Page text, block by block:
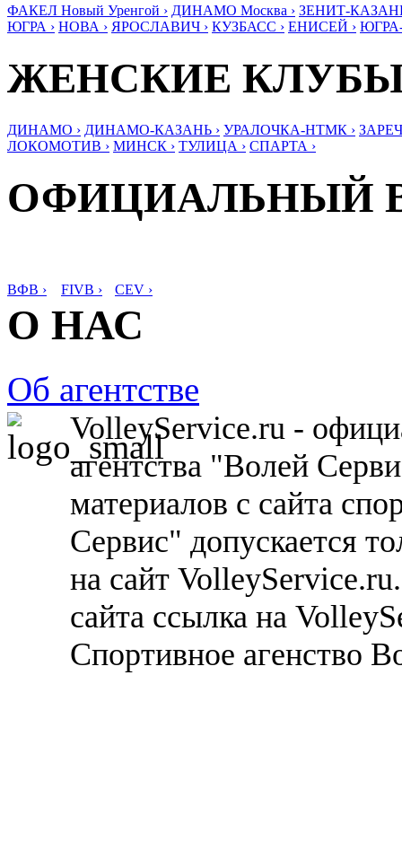
ФАКЕЛ Новый Уренгой › ДИНАМО Москва › ЗЕНИТ-
ЮГРА › НОВА › ЯРОСЛАВИЧ › КУЗБАСС › ЕНИСЕЙ ›
ЖЕНСКИЕ
ДИНАМО › ДИНАМО-КАЗАНЬ › УРАЛОЧКА-НТМК ›
ЛОКОМОТИВ › МИНСК › ТУЛИЦА › СПАРТА ›
ОФИЦИАЛЬНЫЙ
ВФВ › FIVB › CEV ›
О НАС
Об агентстве
VolleyService.ru -
агентства "Волей
материалов с сайта
Сервис" допускается
на сайт
сайта ссылка на
Спортивное агенство